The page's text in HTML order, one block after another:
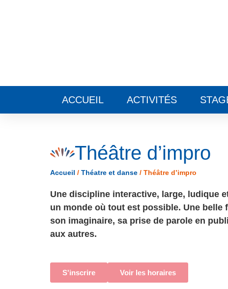
ACCUEIL ACTIVITÉS
Théâtre d’impro
Accueil / Théatre et danse / Théâtre d’impro
Une discipline interactive, large, ludique
un monde où tout est possible. Une belle
son imaginaire, sa prise de parole en
aux autres.
S'inscrire Voir les horaires